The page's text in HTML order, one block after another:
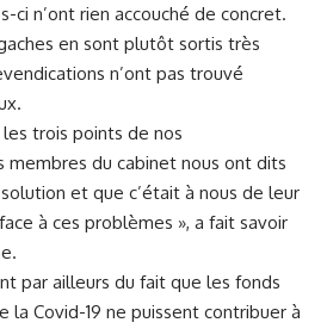
ci n’ont rien accouché de concret.
en sont plutôt sortis très
n’ont pas trouvé
trois points de nos
membres du cabinet nous ont dits
solution et que c’était à nous de leur
à ces problèmes », a fait savoir
par ailleurs du fait que les fonds
la Covid-19 ne puissent contribuer à